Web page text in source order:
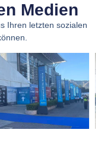
Medien
Ihren letzten sozialen